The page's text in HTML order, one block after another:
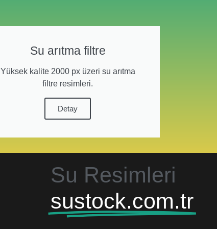
Su arıtma filtre
Yüksek kalite 2000 px üzeri su arıtma
filtre resimleri.
Detay
Su Resimleri
sustock.com.tr